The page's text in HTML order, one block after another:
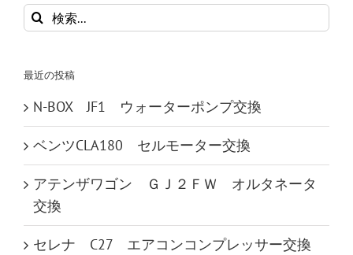
検
索
最近の投稿
N-BOX JF1 ウォーターポンプ交換
ベンツCLA180 セルモーター交換
アテンザワゴン ＧＪ２ＦＷ オルタネータ
交換
セレナ C27 エアコンコンプレッサー交換